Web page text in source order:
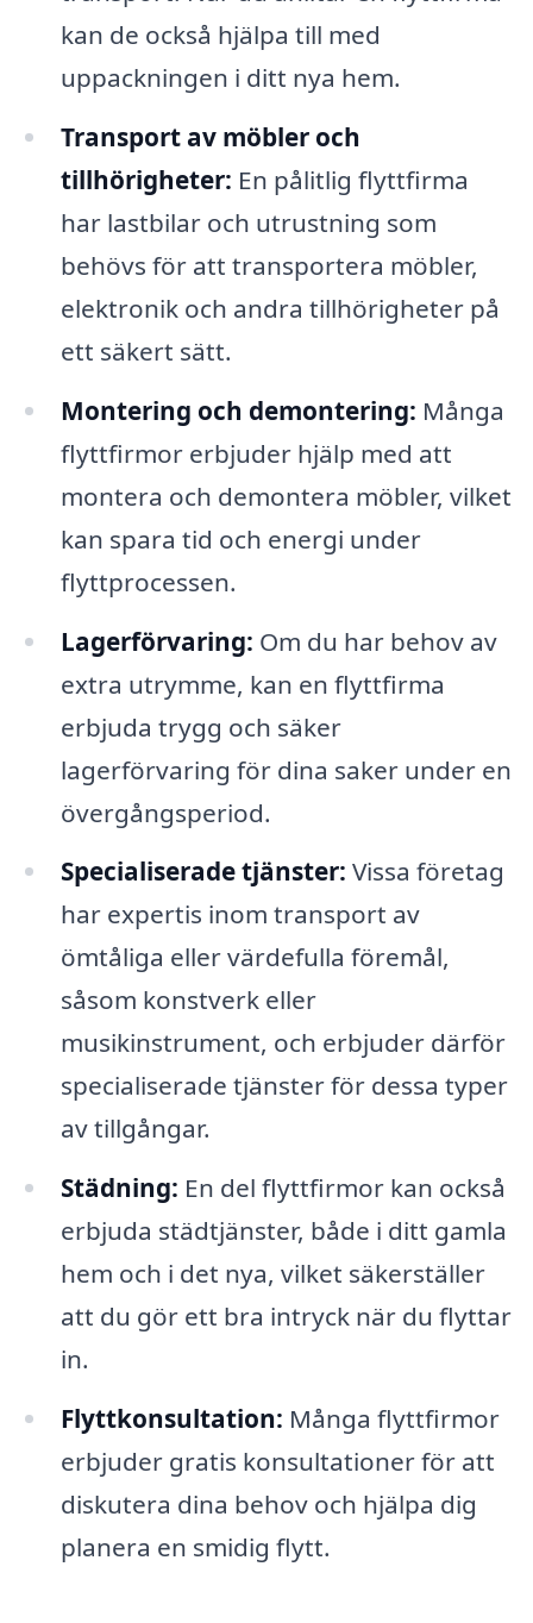
kan de också hjälpa till med
uppackningen i ditt nya hem.
Transport av möbler och
tillhörigheter: En pålitlig flyttfirma
har lastbilar och utrustning som
behövs för att transportera möbler,
elektronik och andra tillhörigheter på
ett säkert sätt.
Montering och demontering: Många
flyttfirmor erbjuder hjälp med att
montera och demontera möbler, vilket
kan spara tid och energi under
flyttprocessen.
Lagerförvaring: Om du har behov av
extra utrymme, kan en flyttfirma
erbjuda trygg och säker
lagerförvaring för dina saker under en
övergångsperiod.
Specialiserade tjänster: Vissa företag
har expertis inom transport av
ömtåliga eller värdefulla föremål,
såsom konstverk eller
musikinstrument, och erbjuder därför
specialiserade tjänster för dessa typer
av tillgångar.
Städning: En del flyttfirmor kan också
erbjuda städtjänster, både i ditt gamla
hem och i det nya, vilket säkerställer
att du gör ett bra intryck när du flyttar
in.
Flyttkonsultation: Många flyttfirmor
erbjuder gratis konsultationer för att
diskutera dina behov och hjälpa dig
planera en smidig flytt.